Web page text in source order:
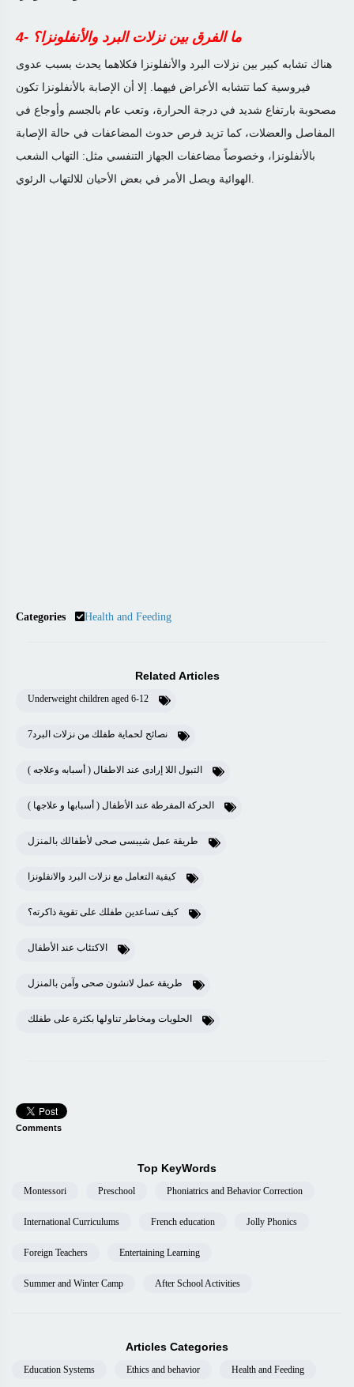
4- ما الفرق بين نزلات البرد والأنفلونزا؟
هناك تشابه كبير بين نزلات البرد والأنفلونزا فكلاهما يحدث بسبب عدوى
فيروسية كما تتشابه الأعراض فيهما. إلا أن الإصابة بالأنفلونزا تكون
مصحوبة بارتفاع شديد في درجة الحرارة، وتعب عام بالجسم وأوجاع في
المفاصل والعضلات، كما تزيد فرص حدوث المضاعفات في حالة الإصابة
بالأنفلونزا، وخصوصاً مضاعفات الجهاز التنفسي مثل: التهاب الشعب
الهوائية ويصل الأمر في بعض الأحيان للالتهاب الرئوي .
Categories Health and Feeding
Related Articles
Underweight children aged 6-12
7نصائح لحماية طفلك من نزلات البرد
التبول اللا إرادى عند الاطفال ( أسبابه وعلاجه )
الحركة المفرطة عند الأطفال ( أسبابها و علاجها )
طريقة عمل شيبسى صحى لأطفالك بالمنزل
كيفية التعامل مع نزلات البرد والانفلونزا
كيف تساعدين طفلك على تقوية ذاكرته؟
الاكتئاب عند الأطفال
طريقة عمل لانشون صحى وآمن بالمنزل
الحلويات ومخاطر تناولها بكثرة على طفلك
Comments
Top KeyWords
Montessori Preschool Phoniatrics and Behavior Correction
International Curriculums French education Jolly Phonics
Foreign Teachers Entertaining Learning
Summer and Winter Camp After School Activities
Articles Categories
Education Systems Ethics and behavior Health and Feeding